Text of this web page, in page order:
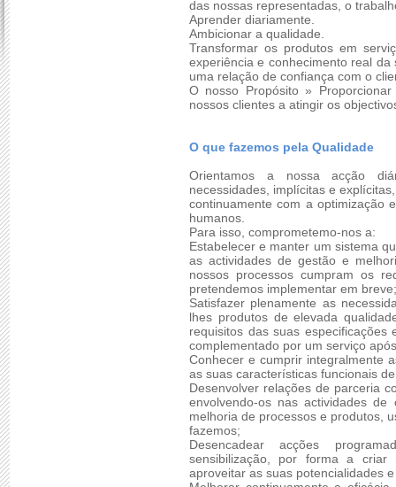
das nossas representadas, o
Aprender diariamente.
Ambicionar a qualidade.
Transformar os produtos em
experiência e conhecimento real
uma relação de confiança com o
O nosso Propósito »
nossos clientes a atingir os
O que fazemos pela Qualidade
Orientamos a nossa acção
necessidades, implícitas e
continuamente com a optimização
humanos.
Para isso, comprometemo-nos a:
Estabelecer e manter um sistema
as actividades de gestão e
nossos processos cumpram os
pretendemos implementar em breve;
Satisfazer plenamente as
lhes produtos de elevada
requisitos das suas
complementado por um serviço
Conhecer e cumprir integralmente
as suas características funcionais
Desenvolver relações de parceria
envolvendo-os nas actividades de
melhoria de processos e produtos,
fazemos;
Desencadear acções
sensibilização, por forma a
aproveitar as suas potencialidades